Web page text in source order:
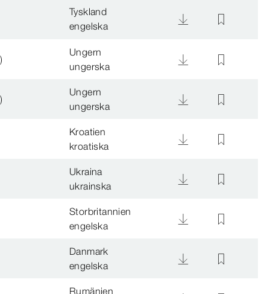
Tyskland
engelska
Ungern
ungerska
Ungern
ungerska
Kroatien
kroatiska
Ukraina
ukrainska
Storbritannien
engelska
Danmark
engelska
Rumänien